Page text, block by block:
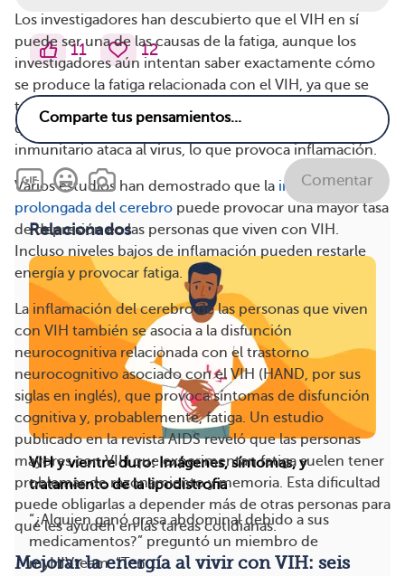
Los investigadores han descubierto que el VIH en sí
puede ser una de las causas de la fatiga, aunque los
investigadores aún intentan saber exactamente cómo
se produce la fatiga relacionada con el VIH, ya que se
trata de algo complejo. Los científicos han descubierto
que, en las personas que viven con VIH, el sistema
inmunitario ataca al virus, lo que provoca inflamación.
Varios estudios han demostrado que la inflamación
prolongada del cerebro puede provocar una mayor tasa
de depresión en las personas que viven con VIH.
Incluso niveles bajos de inflamación pueden restarle
energía y provocar fatiga.
La inflamación del cerebro de las personas que viven
con VIH también se asocia a la disfunción
neurocognitiva relacionada con el trastorno
neurocognitivo asociado con el VIH (HAND, por sus
siglas en inglés), que provoca síntomas de disfunción
cognitiva y, probablemente, fatiga. Un estudio
publicado en la revista AIDS reveló que las personas
mayores con VIH que experimentan fatiga suelen tener
problemas de razonamiento y memoria. Esta dificultad
puede obligarlas a depender más de otras personas para
que les ayuden en las tareas cotidianas.
Mejorar la energía al vivir con VIH: seis
11 12
Comentar
Relacionados
VIH y vientre duro: Imágenes, síntomas, y
tratamiento de la lipodistrofia
“¿Alguien ganó grasa abdominal debido a sus
medicamentos?” preguntó un miembro de
myHIVteam. “Ten...